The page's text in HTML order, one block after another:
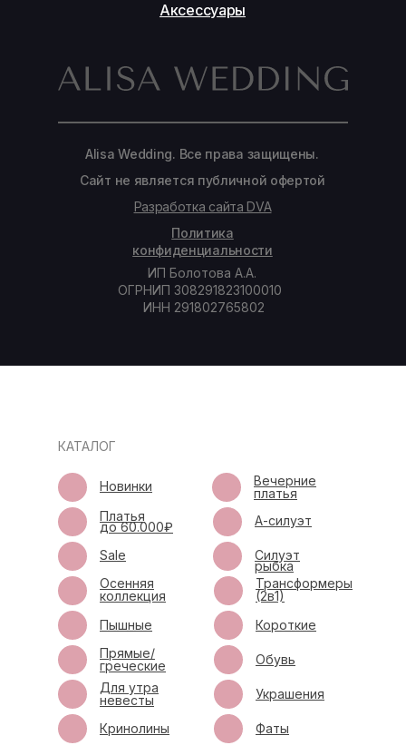
Alisa Wedding. Все права защищены.
Сайт не является публичной офертой
Политика
конфиденциальности
Разработка сайта DVA
Аксессуары
ИП Болотова А.А.
ОГРНИП 308291823100010
ИНН 291802765802
КАТАЛОГ
Осенняя
коллекция
Вечерние
платья
Силуэт
рыбка
Новинки
Платья
до 60.000₽ А-силуэт
Пышные
Прямые/
греческие
Трансформеры
(2в1)
Короткие
Обувь
Для утра
невесты
Кринолины
Украшения
Фаты
Sale